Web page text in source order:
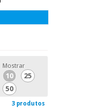
Mostrar
10
25
50
3 produtos